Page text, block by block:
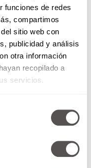
funciones de redes
compartimos
sitio web con
publicidad y análisis
otra información
recopilado a
servicios.
de 80:
equipos
que ha